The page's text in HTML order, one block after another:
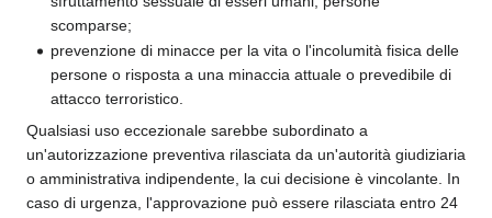
scomparse;
prevenzione di minacce per la vita o l'incolumità fisica delle
persone o risposta a una minaccia attuale o prevedibile di
attacco terroristico.
Qualsiasi uso eccezionale sarebbe subordinato a
un'autorizzazione preventiva rilasciata da un'autorità giudiziaria
o amministrativa indipendente, la cui decisione è vincolante. In
caso di urgenza, l'approvazione può essere rilasciata entro 24